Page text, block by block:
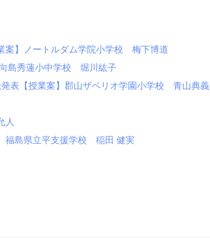
】ノートルダム学院小学校 梅下博道
島秀蓮小中学校 堀川紘子
表【授業案】郡山ザベリオ学園小学校 青山典義
人
島県立平支援学校 稲田 健実